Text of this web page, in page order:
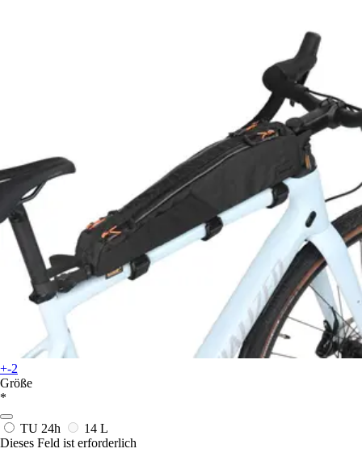
+-2
Größe
*
TU 24h
14 L
Dieses Feld ist erforderlich